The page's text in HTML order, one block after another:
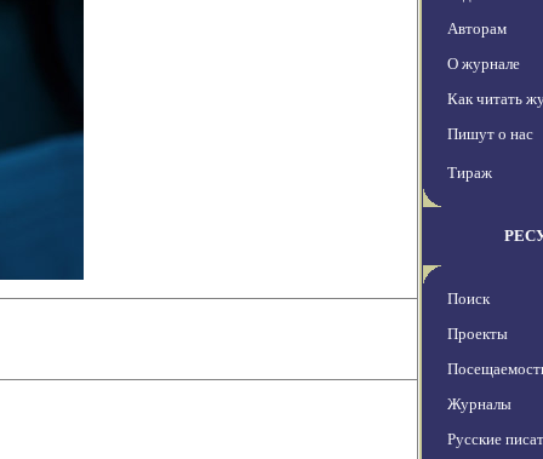
Авторам
О журнале
Как читать
Пишут о нас
Тираж
Поиск
Проекты
Журналы
Русские